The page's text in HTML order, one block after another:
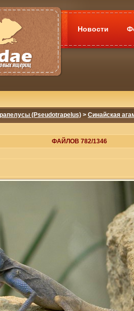
Новости
(Pseudotrapelus) > Синайская
ФАЙЛОВ 782/1346